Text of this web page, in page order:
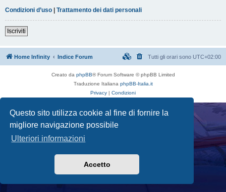
Questo sito utilizza cookie al fine di fornire la
migliore navigazione possibile
Ulteriori informazioni
Accetto
Condizioni d’uso | Trattamento dei dati personali
Iscriviti
Home Infinity Indice Forum Tutti gli orari sono UTC+02:00
Creato da phpBB® Forum Software © phpBB Limited
Traduzione Italiana phpBB-Italia.it
Privacy | Condizioni